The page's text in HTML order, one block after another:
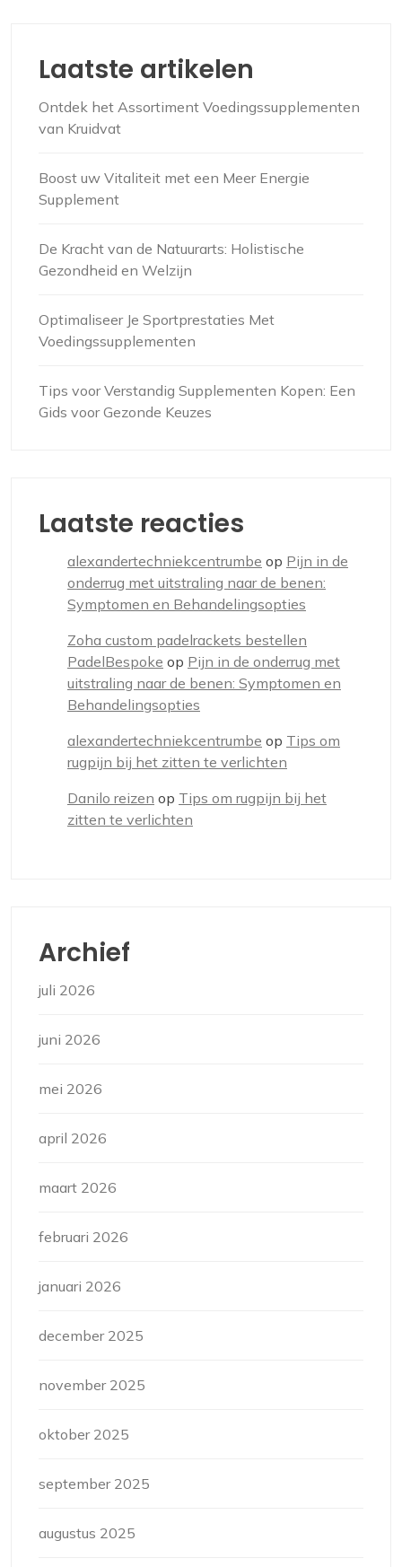
Laatste artikelen
Ontdek het Assortiment Voedingssupplementen
van Kruidvat
Boost uw Vitaliteit met een Meer Energie
Supplement
De Kracht van de Natuurarts: Holistische
Gezondheid en Welzijn
Optimaliseer Je Sportprestaties Met
Voedingssupplementen
Tips voor Verstandig Supplementen Kopen: Een
Gids voor Gezonde Keuzes
Laatste reacties
alexandertechniekcentrumbe op Pijn in de
onderrug met uitstraling naar de benen:
Symptomen en Behandelingsopties
Zoha custom padelrackets bestellen
PadelBespoke op Pijn in de onderrug met
uitstraling naar de benen: Symptomen en
Behandelingsopties
alexandertechniekcentrumbe op Tips om
rugpijn bij het zitten te verlichten
Danilo reizen op Tips om rugpijn bij het
zitten te verlichten
Archief
juli 2026
juni 2026
mei 2026
april 2026
maart 2026
februari 2026
januari 2026
december 2025
november 2025
oktober 2025
september 2025
augustus 2025